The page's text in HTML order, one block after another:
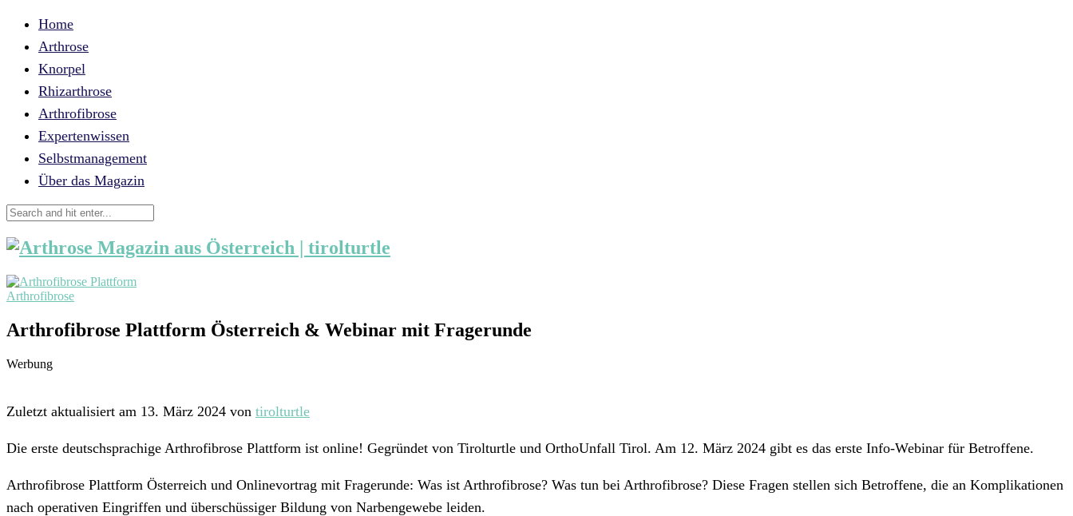
Home
Arthrose
Knorpel
Rhizarthrose
Arthrofibrose
Expertenwissen
Selbstmanagement
Über das Magazin
Arthrofibrose
Arthrofibrose Plattform Österreich & Webinar mit Fragerunde
Werbung
Zuletzt aktualisiert am 13. März 2024 von tirolturtle
Die erste deutschsprachige Arthrofibrose Plattform ist online! Gegründet von Tirolturtle und OrthoUnfall Tirol. Am 12. März 2024 gibt es das erste Info-Webinar für Betroffene.
Arthrofibrose Plattform Österreich und Onlinevortrag mit Fragerunde: Was ist Arthrofibrose? Was tun bei Arthrofibrose? Diese Fragen stellen sich Betroffene, die an Komplikationen
nach operativen Eingriffen und überschüssiger Bildung von Narbengewebe leiden.